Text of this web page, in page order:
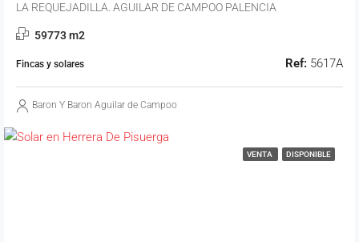
LA REQUEJADILLA. AGUILAR DE CAMPOO PALENCIA
59773 m2
Fincas y solares Ref: 5617A
Baron Y Baron Aguilar de Campoo
VENTA DISPONIBLE